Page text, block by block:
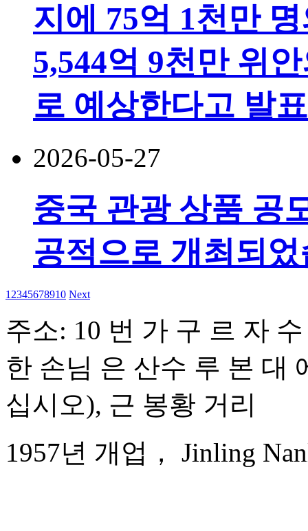
지에 75억 1천만
5,544억 9천만 위
로 예상한다고 발
2026-05-27
중국 관광 상품 공
공적으로 개최되
1 2345678910 Next
주소: 10 번 가 구 르 자
한 손님 은 산수 루 본 대
십시오), 근 봉황 거리
1957년 개업， Jinling